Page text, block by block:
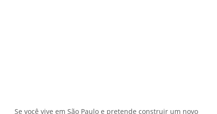
Se você vive em São Paulo e pretende construir um novo